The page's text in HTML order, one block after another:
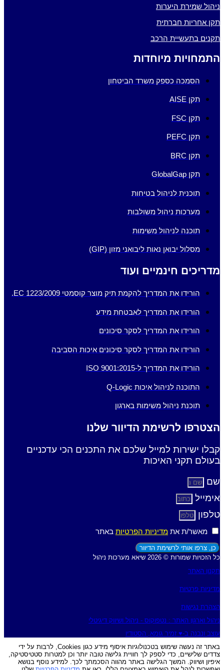
ניהול שמירת היערות
תקן אחריות חברתית
תקנים בתעשיית הרכב
התמחויות מיוחדות
הסמכה כספק משרד הביטחון
תקן AISE
תקן FSC
תקן PEFC
תקן BRC
תקן GlobalGap
תוכנית לניהול בטיחות
מערכות ניהול משולבות
תוכנה לניהול משימות
מסלול יבואן נאות ליבואני מזון (GIP)
מדריכים חינמיים ועוד
הורידו את המדריך להקמת תיק מוצר קוסמטי EC 1223/2009.
הורידו את המדריך לאבטחת מידע
הורידו את המדריך לסקר סיכונים
הורידו את המדריך לסקר סיכונים איכות הסביבה
הורידו את המדריך ל-ISO 9001:2015
התוכנה לניהול איכות Q-Logic
תוכנת ניהול משימות בארגון
הצטרפו לרשימת הדיוור שלנו
קבלו ישירות למייל שלכם את התכנים הכי עדכניים
בעולם תקני האיכות
שם
אימייל
טלפון
מאשר/ת את מדיניות הפרטיות באתר
כן, צרפו אותי לרשימת הדיוור
כל הזכויות שמורות © 2026 שיאא מערכות ניהול
תקנון האתר
מדיניות פרטיות
הצהרת נגישות
ניהול וארגון האתר : נטפוקוס - ניהול ושיווק דיגיטלי
עוצב ונבנה ב-♥︎ זמיר גומא, הסטודיו
באתר זה נעשה שימוש בטכנולוגיות איסוף מידע כגון Cookies, לרבות על ידי
צדדים שלישיים, כדי לספק לך חוויית גלישה טובה יותר וכן למטרות סטטיסטיקה,
איפיון ושיווק. המשך הגלישה באתר מהווה הסכמתך לכך. למידע נוסף בנושא